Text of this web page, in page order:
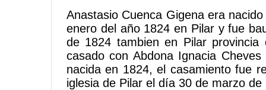
Anastasio Cuenca Gigena era
enero del año 1824 en Pilar y fue
de 1824 tambien en Pilar provincia
casado con Abdona Ignacia
nacida en 1824, el casamiento fue
iglesia de Pilar el día 30 de marzo de